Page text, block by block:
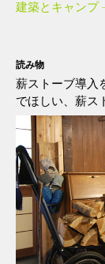
建築とキャンプ
読み物
薪ストーブ導入
でほしい、薪ス